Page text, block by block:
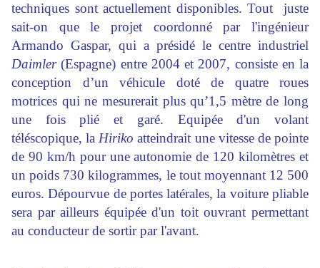
techniques sont actuellement disponibles. Tout juste
sait-on que le projet coordonné par l'ingénieur
Armando Gaspar, qui a présidé le centre industriel
Daimler(Espagne) entre 2004 et 2007, consiste en la
conception d’un véhicule doté de quatre roues
motrices qui ne mesurerait plus qu’1,5 mètre de long
une fois plié et garé. Equipée d'un volant
téléscopique, la Hiriko atteindrait une vitesse de pointe
de 90 km/h pour une autonomie de 120 kilomètres et
un poids 730 kilogrammes, le tout moyennant 12 500
euros. Dépourvue de portes latérales, la voiture pliable
sera par ailleurs équipée d'un toit ouvrant permettant
au conducteur de sortir par l'avant.